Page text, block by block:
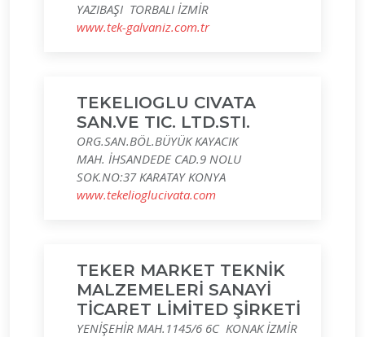
YAZIBAŞI TORBALI İZMİR
www.tek-galvaniz.com.tr
TEKELIOGLU CIVATA
SAN.VE TIC. LTD.STI.
ORG.SAN.BÖL.BÜYÜK KAYACIK
MAH. İHSANDEDE CAD.9 NOLU
SOK.NO:37 KARATAY KONYA
www.tekelioglucivata.com
TEKER MARKET TEKNİK
MALZEMELERİ SANAYİ
TİCARET LİMİTED ŞİRKETİ
YENİŞEHİR MAH.1145/6 6C KONAK İZMİR